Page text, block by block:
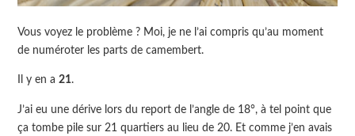
Vous voyez le problème ? Moi, je ne l’ai compris qu’au moment
de numéroter les parts de camembert.
Il y en a21.
J’ai eu une dérive lors du report de l’angle de 18°, à tel point que
ça tombe pile sur 21 quartiers au lieu de 20. Et comme j’en avais